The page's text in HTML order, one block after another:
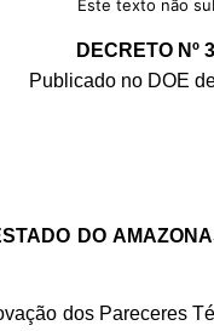
Este texto não
DECRETO Nº
Publicado no DOE
DO
dos Pareceres